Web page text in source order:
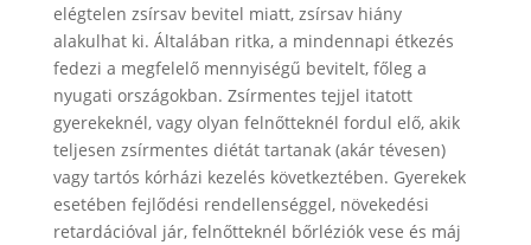
elégtelen zsírsav bevitel miatt, zsírsav hiány
alakulhat ki. Általában ritka, a mindennapi étkezés
fedezi a megfelelő mennyiségű bevitelt, főleg a
nyugati országokban. Zsírmentes tejjel itatott
gyerekeknél, vagy olyan felnőtteknél fordul elő, akik
teljesen zsírmentes diétát tartanak (akár tévesen)
vagy tartós kórházi kezelés következtében. Gyerekek
esetében fejlődési rendellenséggel, növekedési
retardációval jár, felnőtteknél bőrléziók vese és máj